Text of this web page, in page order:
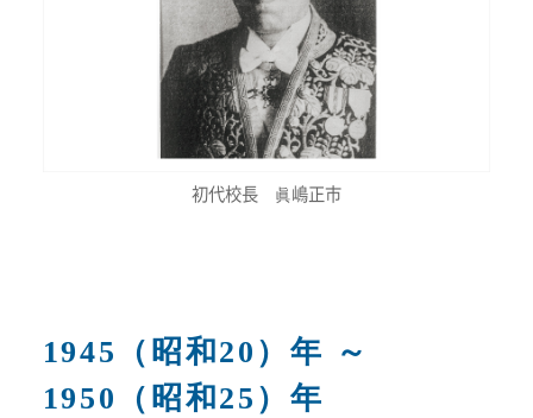
初代校長 眞嶋正市
1945（昭和20）年 ～
1950（昭和25）年